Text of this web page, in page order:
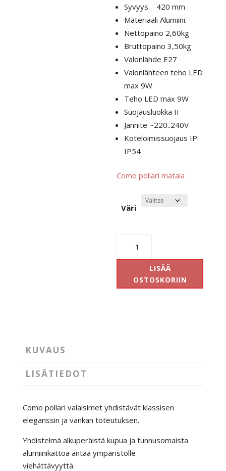
Syvyys 420 mm
Materiaali Alumiini.
Nettopaino 2,60kg
Bruttopaino 3,50kg
Valonlähde E27
Valonlähteen teho LED
max 9W
Teho LED max 9W
Suojausluokka II
Jännite ~220..240V
Koteloimissuojaus IP
IP54
Como pollari matala
Väri
pollari
LISÄÄ
OSTOSKORIIN
KUVAUS
LISÄTIEDOT
Como pollari valaisimet yhdistävät klassisen
eleganssin ja vankan toteutuksen.
Yhdistelmä alkuperäistä kupua ja tunnusomaista
alumiinikattoa antaa ympäristölle
viehättävyyttä.